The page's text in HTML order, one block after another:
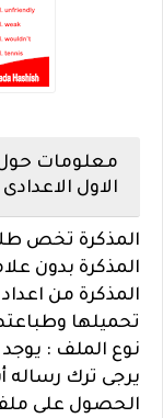
معلومات حول
الاول
المذكرة تخص
المذكرة بدون
المذكرة من
تحميلها
نوع الملف : يوجد
يرجى ترك
الحصول على